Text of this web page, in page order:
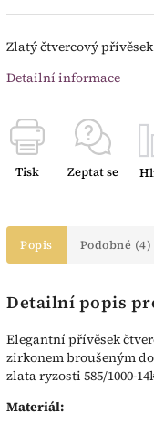
Zlatý čtvercový
Detailní informace
Tisk Zeptat se
Popis Podobné (4)
Detailní popis
Elegantní přívěsek
zirkonem broušeným
zlata ryzosti 585/1000-
Materiál: